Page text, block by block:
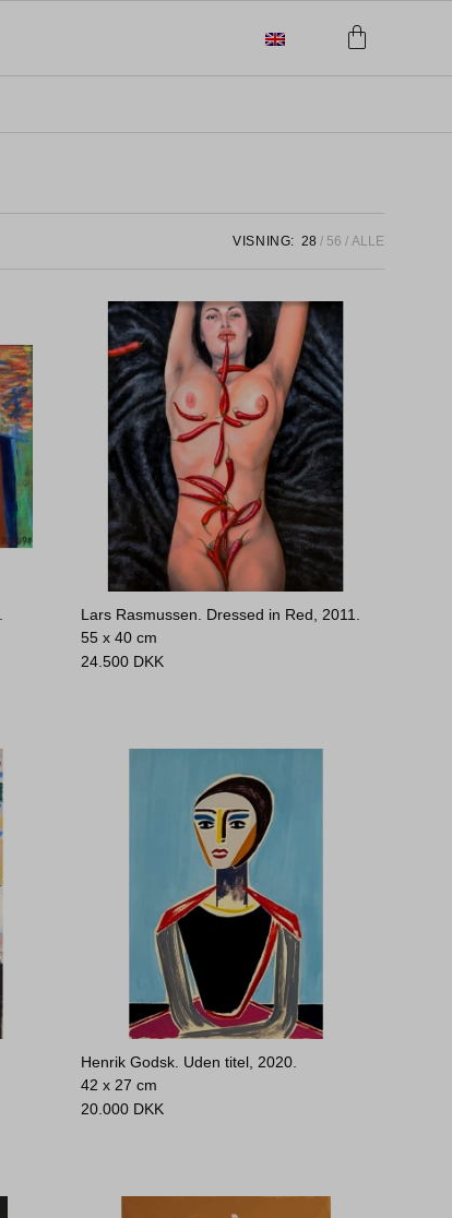
VISNING: 28 56 ALLE
Lars Rasmussen. Dressed in Red, 2011.
55 x 40 cm
24.500 DKK
Henrik Godsk. Uden titel, 2020.
42 x 27 cm
20.000 DKK